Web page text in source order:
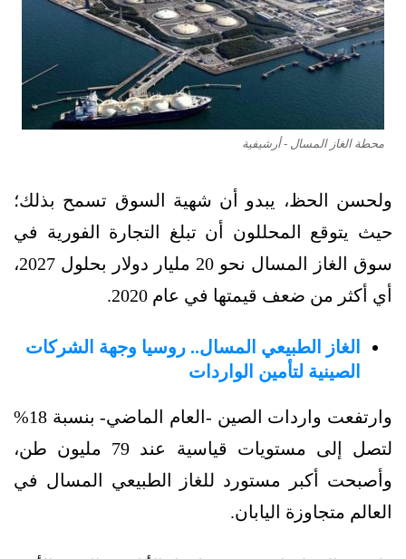
محطة الغاز المسال - أرشيفية
ولحسن الحظ، يبدو أن شهية السوق تسمح بذلك؛
حيث يتوقع المحللون أن تبلغ التجارة الفورية في
سوق الغاز المسال نحو 20 مليار دولار بحلول 2027،
أي أكثر من ضعف قيمتها في عام 2020.
الغاز الطبيعي المسال.. روسيا وجهة الشركات
الصينية لتأمين الواردات
وارتفعت واردات الصين -العام الماضي- بنسبة 18%
لتصل إلى مستويات قياسية عند 79 مليون طن،
وأصبحت أكبر مستورد للغاز الطبيعي المسال في
العالم متجاوزة اليابان.